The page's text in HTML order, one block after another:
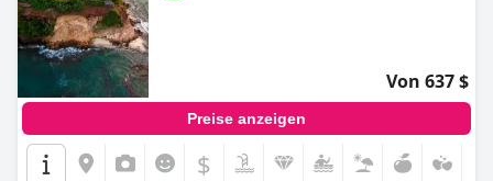
Von 637 $
Preise anzeigen
$